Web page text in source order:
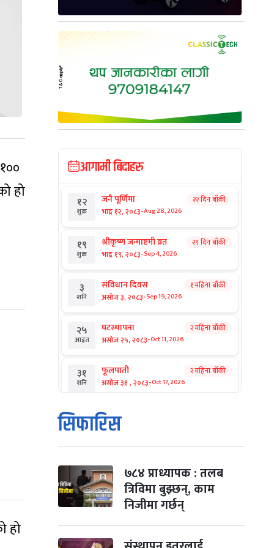
हो
हो
आगामी बिदाहरु
१२
शुक्र
जनै पूर्णिमा
भाद्र १२, २०८३-Aug 28, 2026
२२ दिन बाँकी
१९
शुक्र
श्रीकृष्ण जन्माष्टमी व्रत
भाद्र १९, २०८३-Sep 4, 2026
२९ दिन बाँकी
३
शनि
संविधान दिवस
असोज ३, २०८३-Sep 19, 2026
१ महिना बाँकी
२५
आइत
घटस्थापना
असोज २५, २०८३-Oct 11, 2026
२ महिना बाँकी
३१
शनि
फूलपाती
असोज ३१ , २०८३-Oct 17, 2026
२ महिना बाँकी
१
आइत
कार्तिक सङ्क्रान्ति
कार्तिक १, २०८३
मंगल कार्तिक ३, २०८३ -Oct 20, 2026
४ विजयादशमी
कार्तिक ४, २०८३-Oct 21, 2026
५ पापा‌ङ्कुशा एकादशी व्रत २ महिना बाँकी
सिफारिस
७८४ प्राध्यापक : तलब
त्रिविमा बुझ्छन्, काम
निजीमा गर्छन्